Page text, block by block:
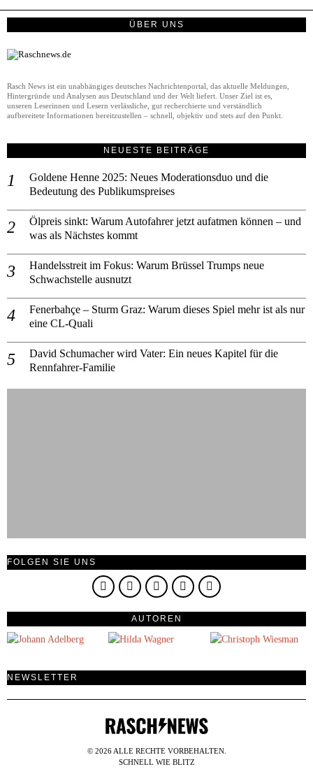
ÜBER UNS
Rasch News ist ein unabhängiges deutsches Nachrichtenportal, das aktuelle Meldungen,
Hintergründe und Analysen aus Deutschland und der Welt liefert. Unser Ziel ist es,
unseren Leserinnen und Lesern verlässliche, gut recherchierte und verständlich
aufbereitete Informationen bereitzustellen – schnell, objektiv und stets auf den Punkt.
NEUESTE BEITRÄGE
Goldene Henne 2025: Neues Moderationsduo und die
Bedeutung des Publikumspreises
Ölpreis sinkt: Warum Autofahrer jetzt aufatmen können – und
was als Nächstes kommt
Handelsstreit im Fokus: Warum Brüssel Trumps neue
Schwachstelle ausnutzt
Fenerbahçe – Sturm Graz: Warum dieses Spiel mehr ist als nur
eine CL-Quali
David Schumacher wird Vater: Ein neues Kapitel für die
Rennfahrer-Familie
FOLGEN SIE UNS
AUTOREN
NEWSLETTER
© 2026ALLE RECHTE VORBEHALTEN.
SCHNELL WIE BLITZ